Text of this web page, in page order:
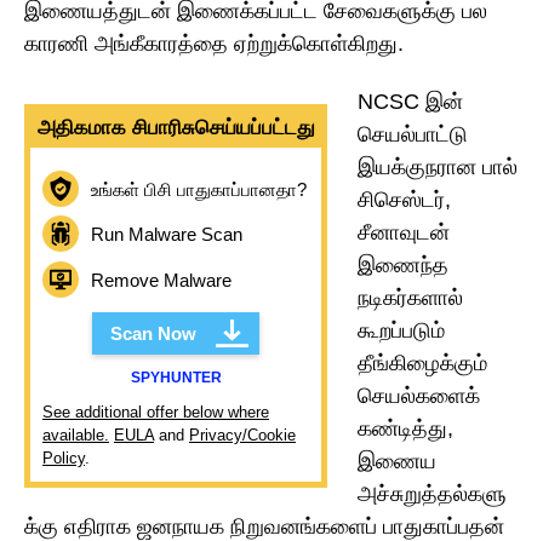
இணையத்துடன் இணைக்கப்பட்ட சேவைகளுக்கு பல
காரணி அங்கீகாரத்தை ஏற்றுக்கொள்கிறது.
அதிகமாக சிபாரிசுசெய்யப்பட்டது
உங்கள் பிசி பாதுகாப்பானதா?
Run Malware Scan
Remove Malware
Scan Now
SPYHUNTER
See additional offer below where
available. EULAand Privacy/Cookie
Policy.
NCSC இன்
செயல்பாட்டு
இயக்குநரான பால்
சிசெஸ்டர்,
சீனாவுடன்
இணைந்த
நடிகர்களால்
கூறப்படும்
தீங்கிழைக்கும்
செயல்களைக்
கண்டித்து,
இணைய
அச்சுறுத்தல்களு
க்கு எதிராக ஜனநாயக நிறுவனங்களைப் பாதுகாப்பதன்